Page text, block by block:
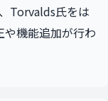
Torvalds氏をは
や機能追加が行わ